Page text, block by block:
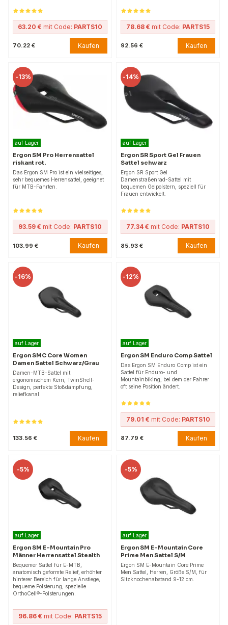
63.20 € mit Code: PARTS10
70.22 € Kaufen
78.68 € mit Code: PARTS15
92.56 € Kaufen
-13%
auf Lager
Ergon SM Pro Herrensattel
riskant rot.
Das Ergon SM Pro ist ein vielseitiges,
sehr bequemes Herrensattel, geeignet
für MTB-Fahrten.
93.59 € mit Code: PARTS10
103.99 € Kaufen
-14%
auf Lager
Ergon SR Sport Gel Frauen
Sattel schwarz
Ergon SR Sport Gel
Damenstraßenrad-Sattel mit
bequemen Gelpolstern, speziell für
Frauen entwickelt.
77.34 € mit Code: PARTS10
85.93 € Kaufen
-16%
auf Lager
Ergon SMC Core Women
Damen Sattel Schwarz/Grau
Damen-MTB-Sattel mit
ergonomischem Kern, TwinShell-
Design, perfekte Stoßdämpfung,
reliefkanal.
133.56 € Kaufen
-12%
auf Lager
Ergon SM Enduro Comp Sattel
Das Ergon SM Enduro Comp ist ein
Sattel für Enduro- und
Mountainbiking, bei dem der Fahrer
oft seine Position ändert.
79.01 € mit Code: PARTS10
87.79 € Kaufen
-5%
auf Lager
Ergon SM E-Mountain Pro
Männer Herrensattel Stealth
Bequemer Sattel für E-MTB,
anatomisch geformte Relief, erhöhter
hinterer Bereich für lange Anstiege,
bequeme Polsterung, spezielle
OrthoCell®-Polsterungen.
96.86 € mit Code: PARTS15
-5%
auf Lager
Ergon SM E-Mountain Core
Prime Men Sattel S/M
Ergon SM E-Mountain Core Prime
Men Sattel, Herren, Größe S/M, für
Sitzknochenabstand 9-12 cm.